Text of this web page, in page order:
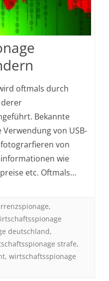
oftmals durch
Bekannte
von USB-
von
wie
etc. Oftmals…
,
deutschland,
strafe,
, wirtschaftsspionage